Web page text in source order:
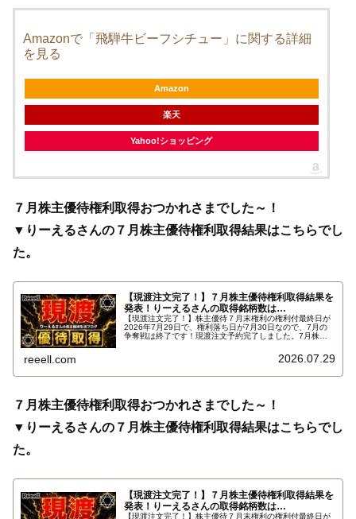
Amazonで「飛騨牛ビーフシチュー」に関する詳細
を見る
Amazon
楽天
Yahoo!ショッピング
７月株主優待権利取得おつかれさまでした～！
▼りーえるさんの７月株主優待権利取得結果はこちらでし
た。
【現渡注文完了！】７月株主優待権利取得結果を
発表！りーえるさんの取得銘柄数は…
【現渡注文完了！】株主優待７月末権利の権利付最終日が
2026年7月29日で、権利落ち日が7月30日なので、7月の
争奪戦は終了です！現渡注文予約完了しました。7月株主
reeell.com 2026.07.29
７月株主優待権利取得おつかれさまでした～！
▼りーえるさんの７月株主優待権利取得結果はこちらでし
た。
【現渡注文完了！】７月株主優待権利取得結果を
発表！りーえるさんの取得銘柄数は…
【現渡注文完了！】株主優待７月末権利の権利付最終日が